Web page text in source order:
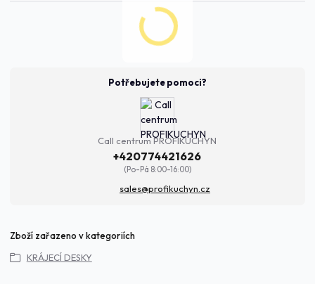
Potřebujete pomoci?
Call centrum PROFIKUCHYN
+420774421626
(Po-Pá 8:00-16:00)
sales@profikuchyn.cz
Zboží zařazeno v kategoriích
KRÁJECÍ DESKY